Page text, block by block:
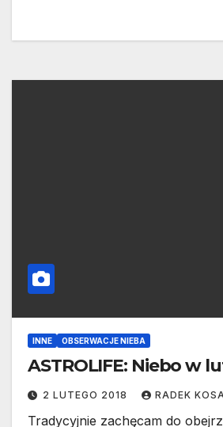
INNE OBSERWACJE NIEBA
ASTROLIFE: Niebo w
2 LUTEGO 2018 RADEK
Tradycyjnie zachęcam do